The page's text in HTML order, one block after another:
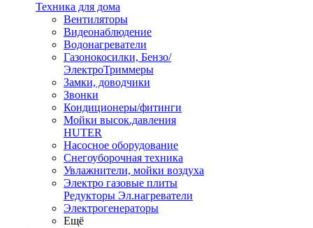
Техника для дома
Вентиляторы
Видеонаблюдение
Водонагреватели
Газонокосилки, Бензо/
ЭлектроТриммеры
Замки, доводчики
Звонки
Кондиционеры/фитинги
Мойки высок.давления
HUTER
Насосное оборудование
Снегоуборочная техника
Увлажнители, мойки воздуха
Электро газовые плиты
Редукторы Эл.нагреватели
Электрогенераторы
Ещё